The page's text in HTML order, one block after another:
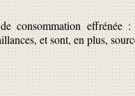
consommation effrénée
et sont, en plus,